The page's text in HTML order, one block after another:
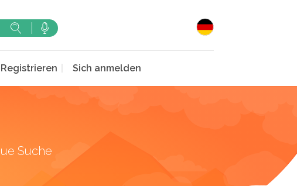
Registrieren Sich anmelden
Suche